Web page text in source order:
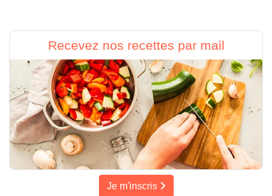
Recevez nos recettes par mail
Je m'inscris